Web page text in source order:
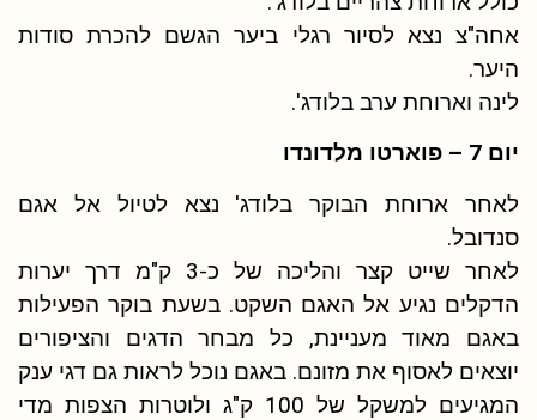
אחה"צ נצא לסיור רגלי ביער הגשם להכרת סודות
היער.
לינה וארוחת ערב בלודג'.
יום 7 – פוארטו מלדונדו
לאחר ארוחת הבוקר בלודג' נצא לטיול אל אגם
סנדובל.
לאחר שייט קצר והליכה של כ-3 ק"מ דרך יערות
הדקלים נגיע אל האגם השקט. בשעת בוקר הפעילות
באגם מאוד מעניינת, כל מבחר הדגים והציפורים
יוצאים לאסוף את מזונם. באגם נוכל לראות גם דגי ענק
המגיעים למשקל של 100 ק"ג ולוטרות הצפות מדי